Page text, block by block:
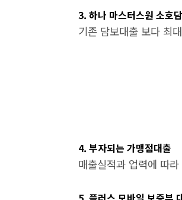
3. 하나 마스터스원 소호
기존 담보대출 보다 최
4. 부자되는 가맹점대출
매출실적과 업력에 따